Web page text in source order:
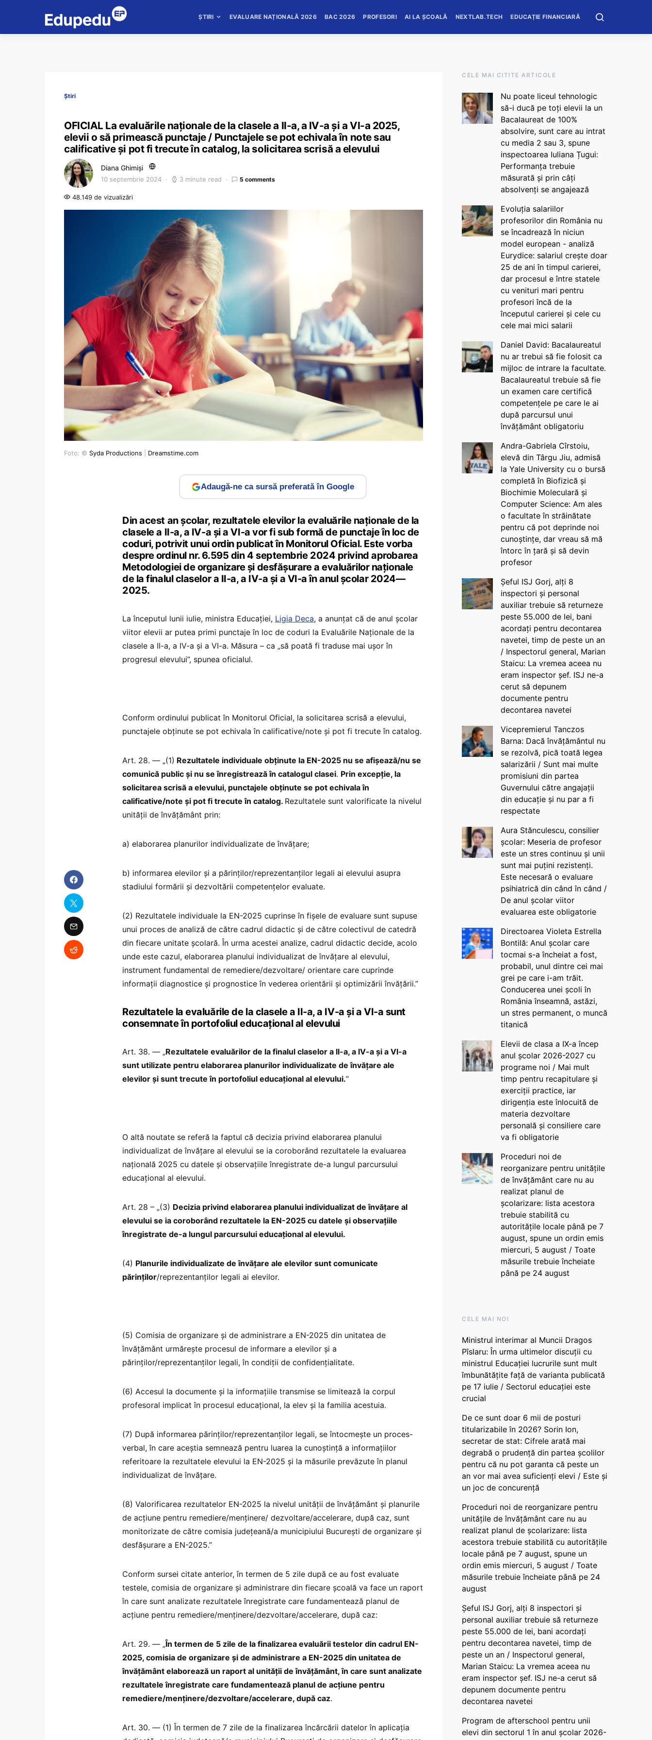
ȘTIRI EVALUARE NAȚIONALĂ 2026 BAC 2026 PROFESORI AI LA ȘCOALĂ NEXTLAB.TECH EDUCAȚIE FINANCIARĂ
Știri
OFICIAL La evaluările naționale de la clasele a II-a, a IV-a și a VI-a 2025,
elevii o să primească punctaje / Punctajele se pot echivala în note sau
calificative și pot fi trecute în catalog, la solicitarea scrisă a elevului
Diana Ghimiși
10 septembrie 2024 3 minute read 5 comments
48.149 de vizualizări
Foto: © Syda Productions Dreamstime.com
Adaugă-ne ca sursă preferată în Google
Din acest an școlar, rezultatele elevilor la evaluările naționale de la
clasele a II-a, a IV-a și a VI-a vor fi sub formă de punctaje în loc de
coduri, potrivit unui ordin publicat în Monitorul Oficial. Este vorba
despre ordinul nr. 6.595 din 4 septembrie 2024 privind aprobarea
Metodologiei de organizare și desfășurare a evaluărilor naționale
de la finalul claselor a II-a, a IV-a și a VI-a în anul școlar 2024—
2025.
La începutul lunii iulie, ministra Educației, Ligia Deca, a anunțat că de anul școlar
viitor elevii ar putea primi punctaje în loc de coduri la Evaluările Naționale de la
clasele a II-a, a IV-a și a VI-a. Măsura – ca „să poată fi traduse mai ușor în
progresul elevului”, spunea oficialul.
Conform ordinului publicat în Monitorul Oficial, la solicitarea scrisă a elevului,
punctajele obținute se pot echivala în calificative/note și pot fi trecute în catalog.
Art. 28. — „(1) Rezultatele individuale obținute la EN-2025 nu se afișează/nu se
comunică public și nu se înregistrează în catalogul clasei. Prin excepție, la
solicitarea scrisă a elevului, punctajele obținute se pot echivala în
calificative/note și pot fi trecute în catalog. Rezultatele sunt valorificate la nivelul
unității de învățământ prin:
a) elaborarea planurilor individualizate de învățare;
b) informarea elevilor și a părinților/reprezentanților legali ai elevului asupra
stadiului formării și dezvoltării competențelor evaluate.
(2) Rezultatele individuale la EN-2025 cuprinse în fișele de evaluare sunt supuse
unui proces de analiză de către cadrul didactic și de către colectivul de catedră
din fiecare unitate școlară. În urma acestei analize, cadrul didactic decide, acolo
unde este cazul, elaborarea planului individualizat de învățare al elevului,
instrument fundamental de remediere/dezvoltare/ orientare care cuprinde
informații diagnostice și prognostice în vederea orientării și optimizării învățării.”
Rezultatele la evaluările de la clasele a II-a, a IV-a și a VI-a sunt
consemnate în portofoliul educațional al elevului
Art. 38. — „Rezultatele evaluărilor de la finalul claselor a II-a, a IV-a și a VI-a
sunt utilizate pentru elaborarea planurilor individualizate de învățare ale
elevilor și sunt trecute în portofoliul educațional al elevului.”
O altă noutate se referă la faptul că decizia privind elaborarea planului
individualizat de învăţare al elevului se ia coroborând rezultatele la evaluarea
națională 2025 cu datele şi observaţiile înregistrate de-a lungul parcursului
educaţional al elevului.
Art. 28 – „(3) Decizia privind elaborarea planului individualizat de învățare al
elevului se ia coroborând rezultatele la EN-2025 cu datele și observațiile
înregistrate de-a lungul parcursului educațional al elevului.
(4) Planurile individualizate de învățare ale elevilor sunt comunicate
părinților/reprezentanților legali ai elevilor.
(5) Comisia de organizare și de administrare a EN-2025 din unitatea de
învățământ urmărește procesul de informare a elevilor și a
părinților/reprezentanților legali, în condiții de confidențialitate.
(6) Accesul la documente și la informațiile transmise se limitează la corpul
profesoral implicat în procesul educațional, la elev și la familia acestuia.
(7) După informarea părinților/reprezentanților legali, se întocmește un proces-
verbal, în care aceștia semnează pentru luarea la cunoștință a informațiilor
referitoare la rezultatele elevului la EN-2025 și la măsurile prevăzute în planul
individualizat de învățare.
(8) Valorificarea rezultatelor EN-2025 la nivelul unității de învățământ și planurile
de acțiune pentru remediere/menținere/ dezvoltare/accelerare, după caz, sunt
monitorizate de către comisia județeană/a municipiului București de organizare și
desfășurare a EN-2025.”
Conform sursei citate anterior, în termen de 5 zile după ce au fost evaluate
testele, comisia de organizare și administrare din fiecare școală va face un raport
în care sunt analizate rezultatele înregistrate care fundamentează planul de
acțiune pentru remediere/menținere/dezvoltare/accelerare, după caz:
Art. 29. — „În termen de 5 zile de la finalizarea evaluării testelor din cadrul EN-
2025, comisia de organizare și de administrare a EN-2025 din unitatea de
învățământ elaborează un raport al unității de învățământ, în care sunt analizate
rezultatele înregistrate care fundamentează planul de acțiune pentru
remediere/menținere/dezvoltare/accelerare, după caz.
Art. 30. — (1) În termen de 7 zile de la finalizarea încărcării datelor în aplicația
CELE MAI CITITE ARTICOLE
Nu poate liceul tehnologic
să-i ducă pe toți elevii la un
Bacalaureat de 100%
absolvire, sunt care au intrat
cu media 2 sau 3, spune
inspectoarea Iuliana Țugui:
Performanța trebuie
măsurată și prin câți
absolvenți se angajează
Evoluția salariilor
profesorilor din România nu
se încadrează în niciun
model european - analiză
Eurydice: salariul crește doar
25 de ani în timpul carierei,
dar procesul e între statele
cu venituri mari pentru
profesori încă de la
începutul carierei și cele cu
cele mai mici salarii
Daniel David: Bacalaureatul
nu ar trebui să fie folosit ca
mijloc de intrare la facultate.
Bacalaureatul trebuie să fie
un examen care certifică
competențele pe care le ai
după parcursul unui
învățământ obligatoriu
Andra-Gabriela Cîrstoiu,
elevă din Târgu Jiu, admisă
la Yale University cu o bursă
completă în Biofizică și
Biochimie Moleculară și
Computer Science: Am ales
o facultate în străinătate
pentru că pot deprinde noi
cunoștințe, dar vreau să mă
întorc în țară și să devin
profesor
Șeful ISJ Gorj, alți 8
inspectori și personal
auxiliar trebuie să returneze
peste 55.000 de lei, bani
acordați pentru decontarea
navetei, timp de peste un an
/ Inspectorul general, Marian
Staicu: La vremea aceea nu
eram inspector șef. ISJ ne-a
cerut să depunem
documente pentru
decontarea navetei
Vicepremierul Tanczos
Barna: Dacă învățământul nu
se rezolvă, pică toată legea
salarizării / Sunt mai multe
promisiuni din partea
Guvernului către angajații
din educație și nu par a fi
respectate
Aura Stănculescu, consilier
școlar: Meseria de profesor
este un stres continuu și unii
sunt mai puțini rezistenți.
Este necesară o evaluare
psihiatrică din când în când /
De anul școlar viitor
evaluarea este obligatorie
Directoarea Violeta Estrella
Bontilă: Anul școlar care
tocmai s-a încheiat a fost,
probabil, unul dintre cei mai
grei pe care i-am trăit.
Conducerea unei școli în
România înseamnă, astăzi,
un stres permanent, o muncă
titanică
Elevii de clasa a IX-a încep
anul școlar 2026-2027 cu
programe noi / Mai mult
timp pentru recapitulare și
exerciții practice, iar
dirigenția este înlocuită de
materia dezvoltare
personală și consiliere care
va fi obligatorie
Proceduri noi de
reorganizare pentru unitățile
de învățământ care nu au
realizat planul de
școlarizare: lista acestora
trebuie stabilită cu
autoritățile locale până pe 7
august, spune un ordin emis
miercuri, 5 august / Toate
măsurile trebuie încheiate
până pe 24 august
CELE MAI NOI
Ministrul interimar al Muncii Dragos
Pîslaru: În urma ultimelor discuții cu
ministrul Educației lucrurile sunt mult
îmbunătățite față de varianta publicată
pe 17 iulie / Sectorul educației este
crucial
De ce sunt doar 6 mii de posturi
titularizabile în 2026? Sorin Ion,
secretar de stat: Cifrele arată mai
degrabă o prudență din partea școlilor
pentru că nu pot garanta că peste un
an vor mai avea suficienți elevi / Este și
un joc de concurență
Proceduri noi de reorganizare pentru
unitățile de învățământ care nu au
realizat planul de școlarizare: lista
acestora trebuie stabilită cu autoritățile
locale până pe 7 august, spune un
ordin emis miercuri, 5 august / Toate
măsurile trebuie încheiate până pe 24
august
Șeful ISJ Gorj, alți 8 inspectori și
personal auxiliar trebuie să returneze
peste 55.000 de lei, bani acordați
pentru decontarea navetei, timp de
peste un an / Inspectorul general,
Marian Staicu: La vremea aceea nu
eram inspector șef. ISJ ne-a cerut să
depunem documente pentru
decontarea navetei
Program de afterschool pentru unii
elevi din sectorul 1 în anul școlar 2026-